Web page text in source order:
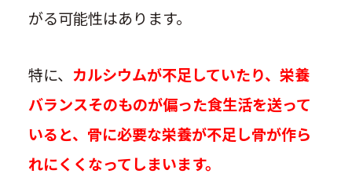
がる可能性はあります。
特に、 カルシウムが不足していたり、栄養
バランスそのものが偏った食生活を送って
いると、骨に必要な栄養が不足し骨が作ら
れにくくなってしまいます。